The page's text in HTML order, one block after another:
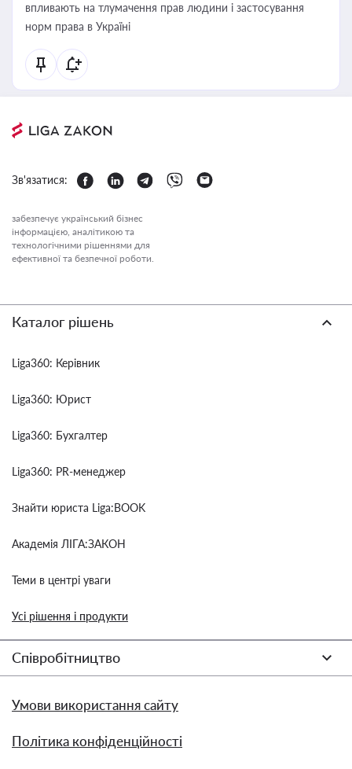
впливають на тлумачення прав людини і застосування
норм права в Україні
Зв'язатися:
забезпечує український бізнес
інформацією, аналітикою та
технологічними рішеннями для
ефективної та безпечної роботи.
Каталог рішень
Liga360: Керівник
Liga360: Юрист
Liga360: Бухгалтер
Liga360: PR-менеджер
Знайти юриста Liga:BOOK
Академія ЛІГА:ЗАКОН
Теми в центрі уваги
Усі рішення і продукти
Співробітництво
Умови використання сайту
Політика конфіденційності